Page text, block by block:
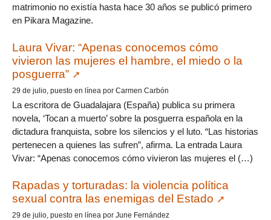
matrimonio no existía hasta hace 30 años se publicó primero
en Pikara Magazine.
Laura Vivar: “Apenas conocemos cómo
vivieron las mujeres el hambre, el miedo o la
posguerra”
29 de julio, puesto en línea por Carmen Carbón
La escritora de Guadalajara (España) publica su primera
novela, ‘Tocan a muerto’ sobre la posguerra española en la
dictadura franquista, sobre los silencios y el luto. “Las historias
pertenecen a quienes las sufren”, afirma. La entrada Laura
Vivar: “Apenas conocemos cómo vivieron las mujeres el (…)
Rapadas y torturadas: la violencia política
sexual contra las enemigas del Estado
29 de julio, puesto en línea por June Fernández